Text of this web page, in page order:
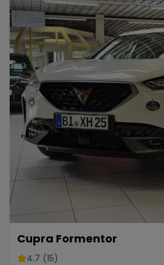
Cupra Formentor
4.7 (15)